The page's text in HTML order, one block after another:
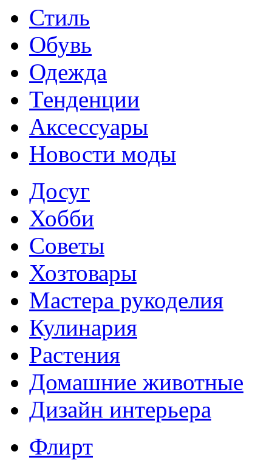
Стиль
Обувь
Одежда
Тенденции
Аксессуары
Новости моды
Досуг
Хобби
Советы
Хозтовары
Мастера рукоделия
Кулинария
Растения
Домашние животные
Дизайн интерьера
Флирт